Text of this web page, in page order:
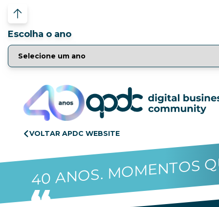
Escolha o ano
VOLTAR APDC WEBSITE
40 ANOS. MOMENTOS